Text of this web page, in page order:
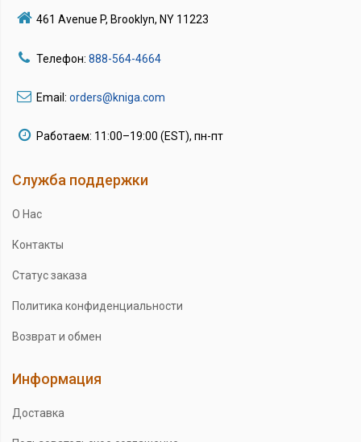
461 Avenue P, Brooklyn, NY 11223
Телефон: 888-564-4664
Email: orders@kniga.com
Работаем: 11:00–19:00 (EST), пн-пт
Служба поддержки
О Нас
Контакты
Статус заказа
Политика конфиденциальности
Возврат и обмен
Информация
Доставка